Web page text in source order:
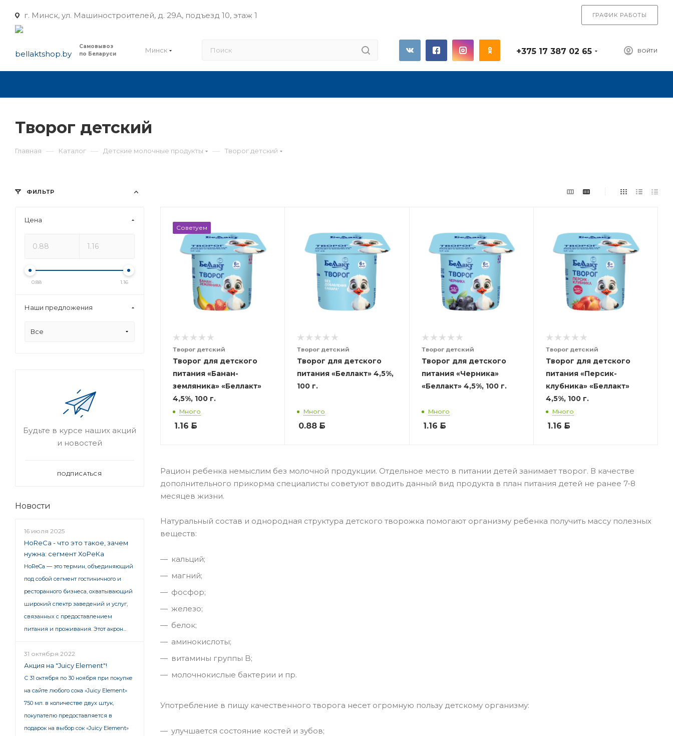
г. Минск, ул. Машиностроителей, д. 29А, подъезд 10, этаж 1 ГРАФИК РАБОТЫ
Самовывоз
по Беларуси
Минск ВОЙТИ
+375 17 387 02 65
Творог детский
Главная — Каталог — Детские молочные продукты — Творог детский
Советуем
Творог детский
Творог для детского
питания «Банан-
земляника» «Беллакт»
4,5%, 100 г.
Много
1.16 Б
Творог детский
Творог для детского
питания «Беллакт» 4,5%,
100 г.
Много
0.88 Б
Творог детский
Творог для детского
питания «Черника»
«Беллакт» 4,5%, 100 г.
Много
1.16 Б
Творог детский
Творог для детского
питания «Персик-
клубника» «Беллакт»
4,5%, 100 г.
Много
1.16 Б
Рацион ребенка немыслим без молочной продукции. Отдельное место в питании детей занимает творог. В качестве
дополнительного прикорма специалисты советуют вводить данный вид продукта в план питания детей не ранее 7-8
месяцев жизни.
Натуральный состав и однородная структура детского творожка помогают организму ребенка получить массу полезных
веществ:
кальций;
магний;
фосфор;
железо;
белок;
аминокислоты;
витамины группы B;
молочнокислые бактерии и пр.
Употребление в пищу качественного творога несет огромную пользу детскому организму:
улучшается состояние костей и зубов;
ФИЛЬТР
Цена
0.88 1.16
Наши предложения
Все
Будьте в курсе наших акций
и новостей
ПОДПИСАТЬСЯ
Новости
16 июля 2025
HoReCa - что это такое, зачем
нужна: сегмент ХоРеКа
HoReCa — это термин, объединяющий
под собой сегмент гостиничного и
ресторанного бизнеса, охватывающий
широкий спектр заведений и услуг,
связанных с предоставлением
питания и проживания. Этот акрон...
31 октября 2022
Акция на "Juicy Element"!
С 31 октября по 30 ноября при покупке
на сайте любого сока «Juicy Element»
750 мл. в количестве двух штук,
покупателю предоставляется в
подарок на выбор сок «Juicy Element»